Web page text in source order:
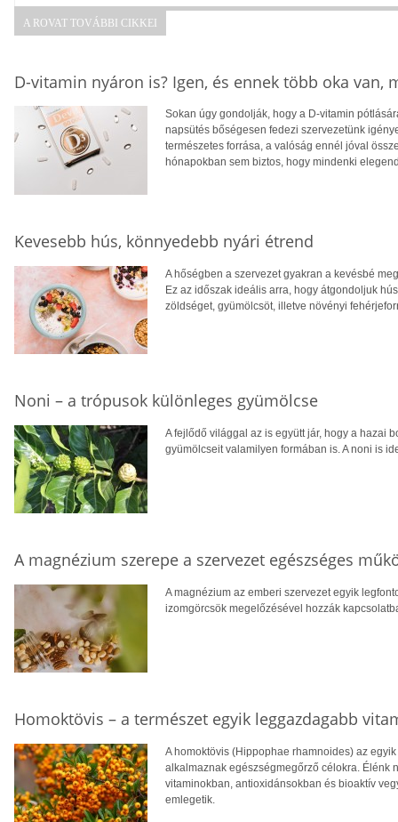
A ROVAT TOVÁBBI CIKKEI
D-vitamin nyáron is? Igen, és ennek több oka van,
Sokan úgy gondolják, hogy a D-vitamin
napsütés bőségesen fedezi szervezetünk
természetes forrása, a valóság ennél jóval
hónapokban sem biztos, hogy mindenki
Kevesebb hús, könnyedebb nyári étrend
A hőségben a szervezet gyakran a kevésbé
Ez az időszak ideális arra, hogy átgondoljuk
zöldséget, gyümölcsöt, illetve növényi
Noni – a trópusok különleges gyümölcse
A fejlődő világgal az is együtt jár, hogy a hazai
gyümölcseit valamilyen formában is. A noni is
A magnézium szerepe a szervezet egészséges
A magnézium az emberi szervezet egyik
izomgörcsök megelőzésével hozzák
Homoktövis – a természet egyik leggazdagabb
A homoktövis (Hippophae rhamnoides) az
alkalmaznak egészségmegőrző célokra. Élénk
vitaminokban, antioxidánsokban és bioaktív
emlegetik.